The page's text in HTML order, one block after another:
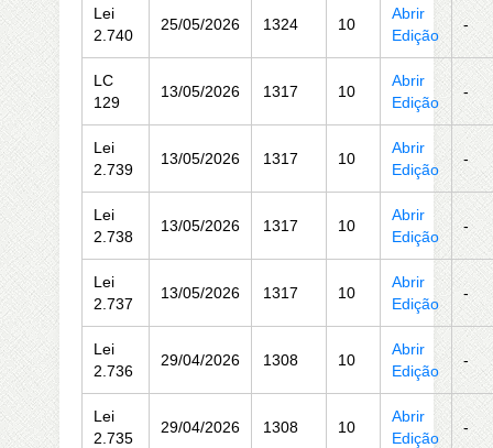
Lei
2.740
25/05/2026 1324 10
Abrir
Edição
-
LC
129
13/05/2026 1317 10
Abrir
Edição
-
Lei
2.739
13/05/2026 1317 10
Abrir
Edição
-
Lei
2.738
13/05/2026 1317 10
Abrir
Edição
-
Lei
2.737
13/05/2026 1317 10
Abrir
Edição
-
Lei
2.736
29/04/2026 1308 10
Abrir
Edição
-
Lei
2.735
29/04/2026 1308 10
Abrir
Edição
-